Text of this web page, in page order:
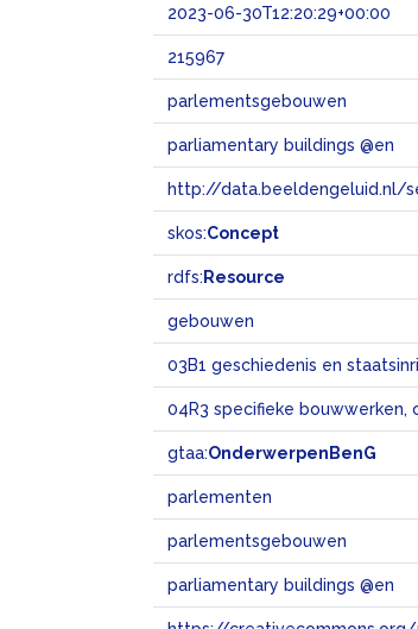
2023-06-30T12:20:29+00:00
215967
parlementsgebouwen
parliamentary buildings @en
http://data.beeldengeluid.nl/
skos:Concept
rdfs: Resource
gebouwen
03B1 geschiedenis en
04R3 specifieke
gtaa:OnderwerpenBenG
parlementen
parlementsgebouwen
parliamentary buildings @en